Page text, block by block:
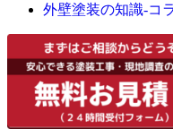
外壁塗装の知識-コ